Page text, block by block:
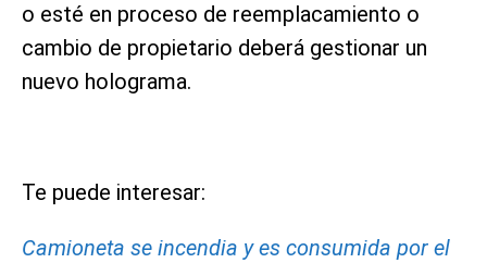
o esté en proceso de reemplacamiento o
cambio de propietario deberá gestionar un
nuevo holograma.
Te puede interesar:
Camioneta se incendia y es consumida por el